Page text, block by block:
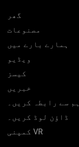
گھر
مصنوعات
ہمارے بارے میں
ویڈیو
کیسز
خبریں
ہم سے رابطہ کریں۔
ڈاؤن لوڈ کریں۔
کمپنی VR